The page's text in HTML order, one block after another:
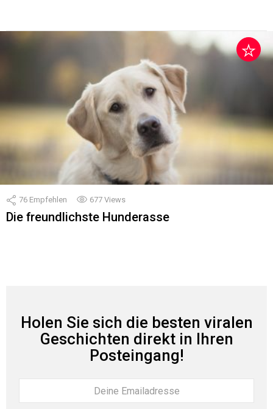
76 Empfehlen 677 Views
Die freundlichste Hunderasse
Holen Sie sich die besten viralen
Geschichten direkt in Ihren
Posteingang!